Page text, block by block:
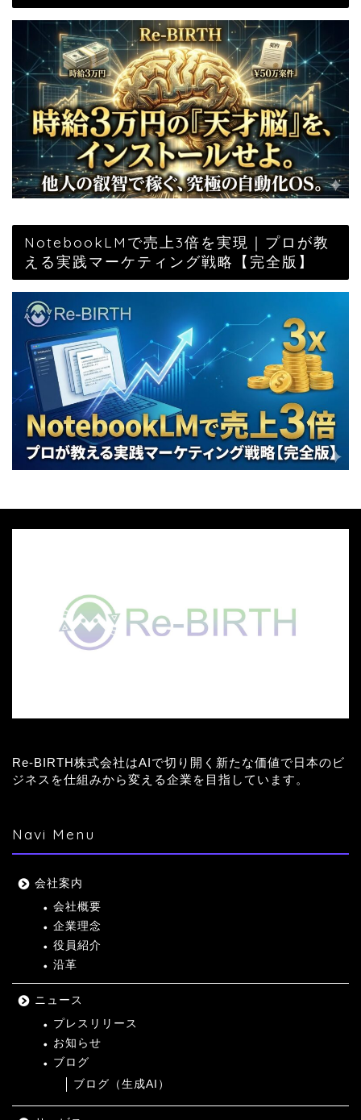
NotebookLMで売上3倍を実現｜プロが教
える実践マーケティング戦略【完全版】
Re-BIRTH株式会社はAIで切り開く新たな価値で日本のビ
ジネスを仕組みから変える企業を目指しています。
Navi Menu
会社案内
会社概要
企業理念
役員紹介
沿革
ニュース
プレスリリース
お知らせ
ブログ
ブログ（生成AI）